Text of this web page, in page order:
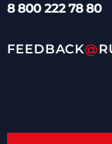
8 800 222 78 80
FEEDBACK@